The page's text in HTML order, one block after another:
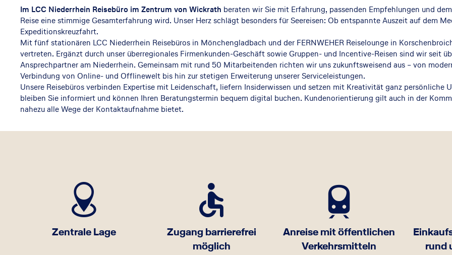
Im LCC Niederrhein Reisebüro im Zentrum von Wickrath beraten wir Sie mit Erfahrung, passenden Empfehlungen und
Reise eine stimmige Gesamterfahrung wird. Unser Herz schlägt besonders für Seereisen: Ob entspannte Auszeit auf dem
Expeditionskreuzfahrt.
Mit fünf stationären LCC Niederrhein Reisebüros in Mönchengladbach und der FERNWEHER Reiselounge in
vertreten. Ergänzt durch unser überregionales Firmenkunden-Geschäft sowie Gruppen- und Incentive-Reisen sind wir seit
Ansprechpartner am Niederrhein. Gemeinsam mit rund 50 Mitarbeitenden richten wir uns zukunftsweisend aus – von
Verbindung von Online- und Offlinewelt bis hin zur stetigen Erweiterung unserer Serviceleistungen.
Unsere Reisebüros verbinden Expertise mit Leidenschaft, liefern Insiderwissen und setzen mit Kreativität ganz persönliche
bleiben Sie informiert und können Ihren Beratungstermin bequem digital buchen. Kundenorientierung gilt auch in der
nahezu alle Wege der Kontaktaufnahme bietet.
Zentrale Lage
Zugang barrierefrei
möglich
Anreise mit öffentlichen
Verkehrsmitteln
rund